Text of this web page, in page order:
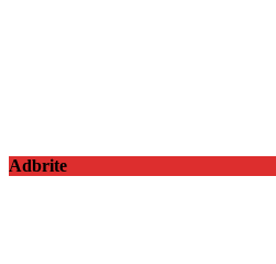
Adbrite